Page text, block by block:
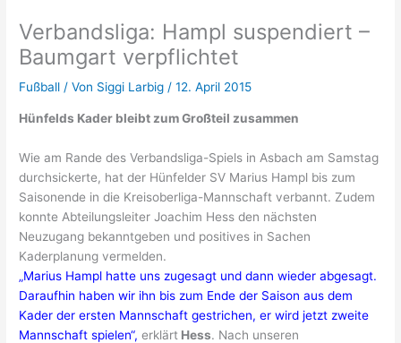
Verbandsliga: Hampl suspendiert –
Baumgart verpflichtet
Fußball / Von Siggi Larbig /12. April 2015
Hünfelds Kader bleibt zum Großteil zusammen
Wie am Rande des Verbandsliga-Spiels in Asbach am Samstag
durchsickerte, hat der Hünfelder SV Marius Hampl bis zum
Saisonende in die Kreisoberliga-Mannschaft verbannt. Zudem
konnte Abteilungsleiter Joachim Hess den nächsten
Neuzugang bekanntgeben und positives in Sachen
Kaderplanung vermelden.
„Marius Hampl hatte uns zugesagt und dann wieder abgesagt.
Daraufhin haben wir ihn bis zum Ende der Saison aus dem
Kader der ersten Mannschaft gestrichen, er wird jetzt zweite
Mannschaft spielen“, erklärt Hess. Nach unseren